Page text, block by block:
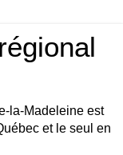
la-Madeleine est
et le seul en